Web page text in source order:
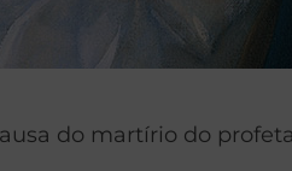
do martírio do